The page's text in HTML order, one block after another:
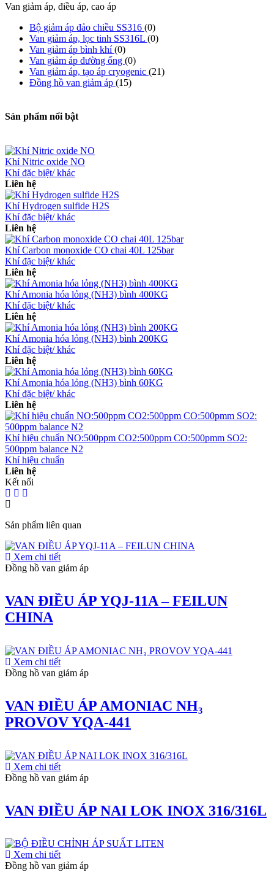
Van giảm áp, điều áp, cao áp
Bộ giảm áp đảo chiều SS316 (0)
Van giảm áp, lọc tinh SS316L (0)
Van giảm áp bình khí(0)
Van giảm áp đường ống (0)
Van giảm áp, tạo áp cryogenic (21)
Đồng hồ van giảm áp (15)
Sản phẩm nổi bật
Khí Nitric oxide NO
Khí đặc biệt/ khác
Liên hệ
Khí Hydrogen sulfide H2S
Khí đặc biệt/ khác
Liên hệ
Khí Carbon monoxide CO chai 40L 125bar
Khí đặc biệt/ khác
Liên hệ
Khí Amonia hóa lỏng (NH3) bình 400KG
Khí đặc biệt/ khác
Liên hệ
Khí Amonia hóa lỏng (NH3) bình 200KG
Khí đặc biệt/ khác
Liên hệ
Khí Amonia hóa lỏng (NH3) bình 60KG
Khí đặc biệt/ khác
Liên hệ
Khí hiệu chuẩn NO:500ppm CO2:500ppm CO:500pmm SO2:
500ppm balance N2
Khí hiệu chuẩn
Liên hệ
Kết nối
Sản phẩm liên quan
Xem chi tiết
Đồng hồ van giảm áp
VAN ĐIỀU ÁP YQJ-11A – FEILUN
CHINA
Xem chi tiết
Đồng hồ van giảm áp
VAN ĐIỀU ÁP AMONIAC NH₃
PROVOV YQA-441
Xem chi tiết
Đồng hồ van giảm áp
VAN ĐIỀU ÁP NAI LOK INOX 316/316L
Xem chi tiết
Đồng hồ van giảm áp